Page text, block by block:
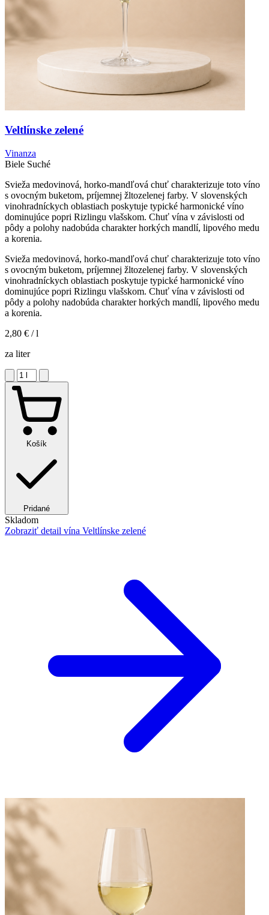
Veltlínske zelené
Vinanza
Biele Suché
Svieža medovinová, horko-mandľová chuť charakterizuje toto víno
s ovocným buketom, príjemnej žltozelenej farby. V slovenských
vinohradníckych oblastiach poskytuje typické harmonické víno
dominujúce popri Rizlingu vlašskom. Chuť vína v závislosti od
pôdy a polohy nadobúda charakter horkých mandlí, lipového medu
a korenia.
Svieža medovinová, horko-mandľová chuť charakterizuje toto víno
s ovocným buketom, príjemnej žltozelenej farby. V slovenských
vinohradníckych oblastiach poskytuje typické harmonické víno
dominujúce popri Rizlingu vlašskom. Chuť vína v závislosti od
pôdy a polohy nadobúda charakter horkých mandlí, lipového medu
a korenia.
2,80 € / l
za liter
Košík
Pridané
Skladom
Zobraziť detail vína Veltlínske zelené